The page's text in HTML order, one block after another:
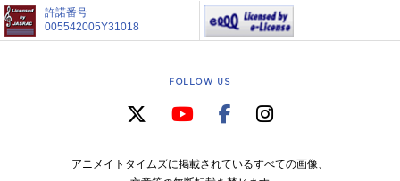
許諾番号
005542005Y31018
FOLLOW US
アニメイトタイムズに掲載されているすべての画像、